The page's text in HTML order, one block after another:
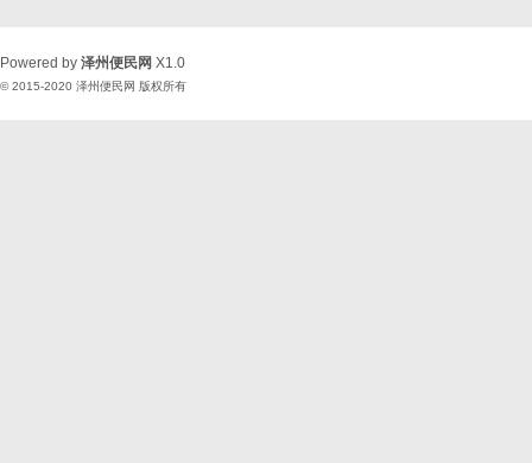
Powered by 泽州便民网 X1.0
© 2015-2020 泽州便民网 版权所有